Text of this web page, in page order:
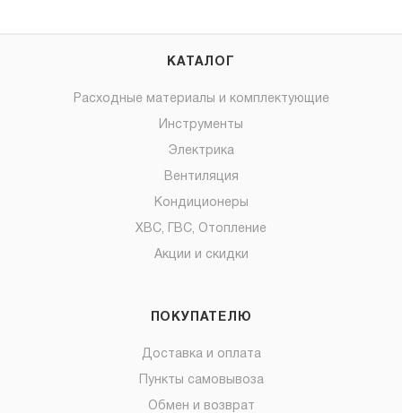
КАТАЛОГ
Расходные материалы и комплектующие
Инструменты
Электрика
Вентиляция
Кондиционеры
ХВС, ГВС, Отопление
Акции и скидки
ПОКУПАТЕЛЮ
Доставка и оплата
Пункты самовывоза
Обмен и возврат